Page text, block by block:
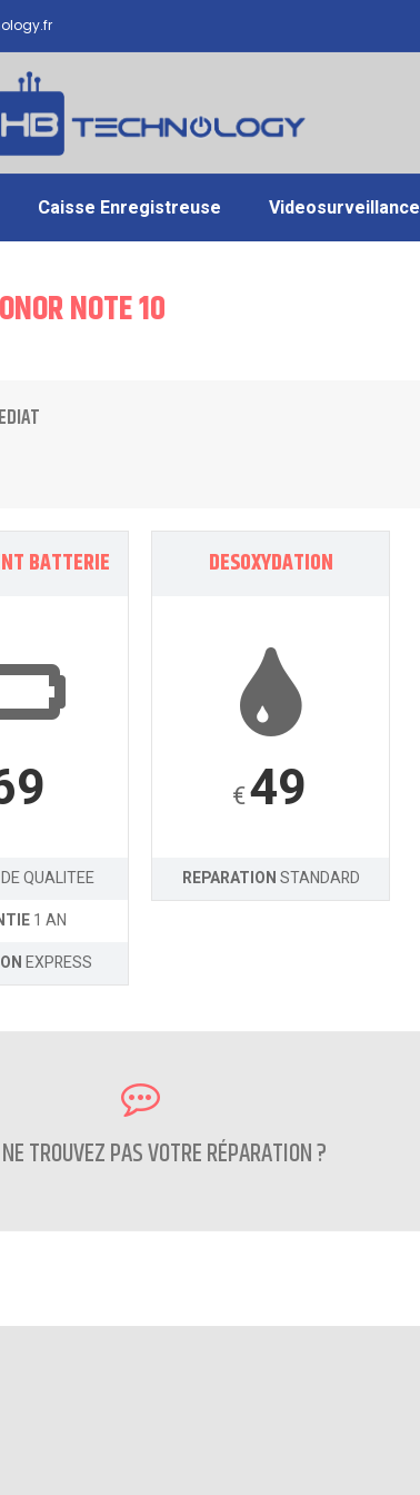
Caisse Enregistreuse Videosurveillance
NOTE 10
BATTERIE
DE QUALITEE
1 AN
EXPRESS
DESOXYDATION
€49
REPARATIONSTANDARD
TROUVEZ PAS VOTRE RÉPARATION ?
CONTACTEZ NOUS